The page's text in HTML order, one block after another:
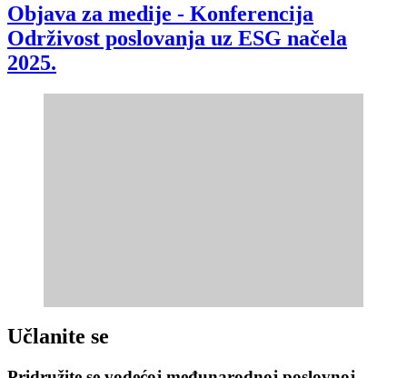
Objava za medije - Konferencija
Održivost poslovanja uz ESG načela
2025.
Učlanite se